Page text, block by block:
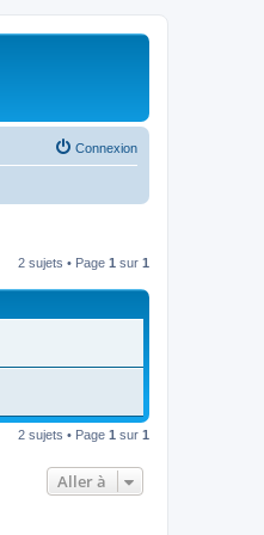
Connexion
2 sujets • Page 1 sur 1
2 sujets • Page 1 sur 1
Aller à